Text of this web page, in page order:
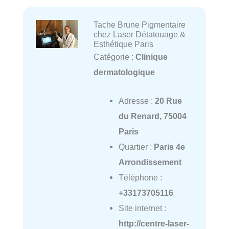
Tache Brune Pigmentaire
chez Laser Détatouage &
Esthétique Paris
Catégorie : Clinique
dermatologique
Adresse : 20 Rue
du Renard, 75004
Paris
Quartier : Paris 4e
Arrondissement
Téléphone :
+33173705116
Site internet :
http://centre-laser-